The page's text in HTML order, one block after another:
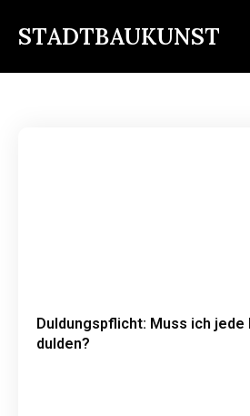
STADTBAUKUNST
Duldungspflicht: Muss ich
dulden?